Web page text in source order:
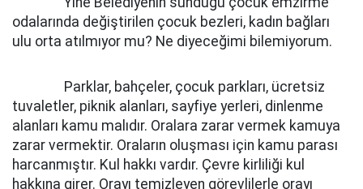
odalarında değiştirilen çocuk bezleri, kadın bağları
ulu orta atılmıyor mu? Ne diyeceğimi bilemiyorum.
Parklar, bahçeler, çocuk parkları, ücretsiz
tuvaletler, piknik alanları, sayfiye yerleri, dinlenme
alanları kamu malıdır. Oralara zarar vermek kamuya
zarar vermektir. Oraların oluşması için kamu parası
harcanmıştır. Kul hakkı vardır. Çevre kirliliği kul
hakkına girer. Orayı temizleyen görevlilerle orayı